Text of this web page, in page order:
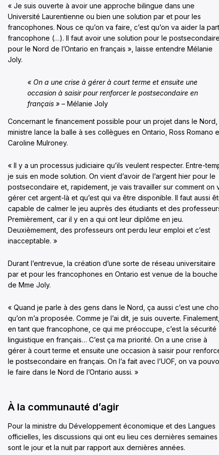
« Je suis ouverte à avoir une approche bilingue dans une
Université Laurentienne ou bien une solution par et pour les
francophones. Nous ce qu’on va faire, c’est qu’on va aider la
francophone (…). Il faut avoir une solution pour le
pour le Nord de l’Ontario en français », laisse entendre Mélanie
Joly.
« On a une crise à gérer à court terme et ensuite une
occasion à saisir pour renforcer le postsecondaire en
français » – Mélanie Joly
Concernant le financement possible pour un projet dans le Nord,
ministre lance la balle à ses collègues en Ontario, Ross Romano
Caroline Mulroney.
« Il y a un processus judiciaire qu’ils veulent respecter. Entre-
je suis en mode solution. On vient d’avoir de l’argent hier pour le
postsecondaire et, rapidement, je vais travailler sur comment on
gérer cet argent-là et qu’est qui va être disponible. Il faut aussi
capable de calmer le jeu auprès des étudiants et des
Premièrement, car il y en a qui ont leur diplôme en jeu.
Deuxièmement, des professeurs ont perdu leur emploi et c’est
inacceptable. »
Durant l’entrevue, la création d’une sorte de réseau universitaire
par et pour les francophones en Ontario est venue de la bouche
de Mme Joly.
« Quand je parle à des gens dans le Nord, ça aussi c’est une
qu’on m’a proposée. Comme je l’ai dit, je suis ouverte.
en tant que francophone, ce qui me préoccupe, c’est la sécurité
linguistique en français… C’est ça ma priorité. On a une crise à
gérer à court terme et ensuite une occasion à saisir pour
le postsecondaire en français. On l’a fait avec l’UOF, on va
le faire dans le Nord de l’Ontario aussi. »
À la communauté d’agir
Pour la ministre du Développement économique et des Langues
officielles, les discussions qui ont eu lieu ces dernières semaines
sont le jour et la nuit par rapport aux dernières années.